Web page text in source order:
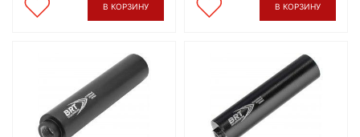
В КОРЗИНУ В КОРЗИНУ